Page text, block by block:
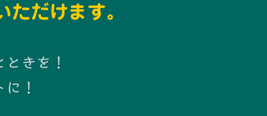
ただけます。
きを！
！